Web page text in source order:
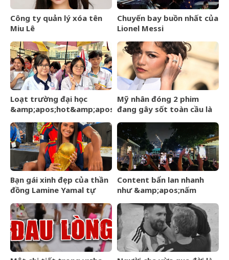
Công ty quản lý xóa tên
Miu Lê
Chuyến bay buồn nhất của
Lionel Messi
Loạt trường đại học
&amp;apos;hot&amp;apos;
nay, thí sinh hồi hộp chờ
kết quả
Mỹ nhân đóng 2 phim
đang gây sốt toàn cầu là
&amp;apos;Người
Nhện&amp;apos;
Bạn gái xinh đẹp của thần
đồng Lamine Yamal tự
khoẻ đáng lo
Content bẩn lan nhanh
như &amp;apos;nấm
nhiệm của người dùng
mạng?